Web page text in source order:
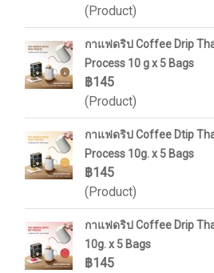
(Product)
กาแฟดริป Coffee Drip
Process 10 g x 5 Bags
฿145
(Product)
กาแฟดริป Coffee Dtip
Process 10g. x 5 Bags
฿145
(Product)
กาแฟดริป Coffee Drip
10g. x 5 Bags
฿145